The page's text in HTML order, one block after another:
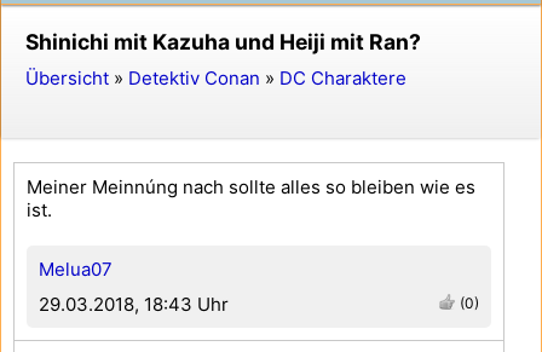
Shinichi mit Kazuha und Heiji mit Ran?
Übersicht » Detektiv Conan » DC Charaktere
Melua07
29.03.2018, 18:43 Uhr
(0)
Meiner Meinnúng nach sollte alles so bleiben wie es
ist.